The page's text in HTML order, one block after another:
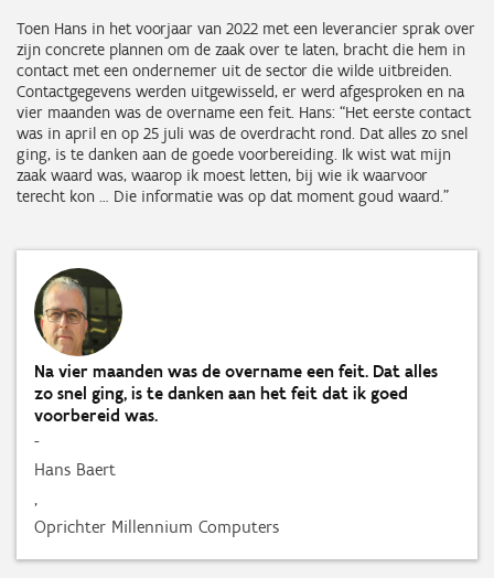
Toen Hans in het voorjaar van 2022 met een leverancier sprak over
zijn concrete plannen om de zaak over te laten, bracht die hem in
contact met een ondernemer uit de sector die wilde uitbreiden.
Contactgegevens werden uitgewisseld, er werd afgesproken en na
vier maanden was de overname een feit. Hans: “Het eerste contact
was in april en op 25 juli was de overdracht rond. Dat alles zo snel
ging, is te danken aan de goede voorbereiding. Ik wist wat mijn
zaak waard was, waarop ik moest letten, bij wie ik waarvoor
terecht kon … Die informatie was op dat moment goud waard.”
Na vier maanden was de overname een feit. Dat alles
zo snel ging, is te danken aan het feit dat ik goed
voorbereid was.
-
Hans Baert
,
Oprichter Millennium Computers